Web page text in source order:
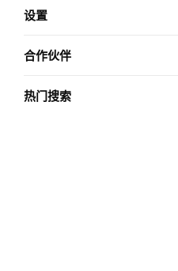
设置
合作伙伴
热门搜索